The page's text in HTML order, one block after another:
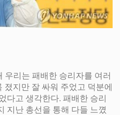
우리는 패배한 승리자를 여러
졌지만 잘 싸워 주었고 덕분에
다고 생각한다. 패배한 승리
지난 총선을 통해 다들 느꼈